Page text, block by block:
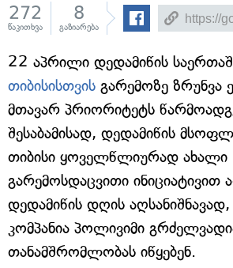
272
წაკითხვა
8
გაზიარება
22 აპრილი დედამიწის
თიბისისთვის გარემოზე
მთავარ პრიორიტეტს
შესაბამისად, დედამიწის
თიბისი ყოველწლიურად ახალი
გარემოსდაცვითი ინიციატივით
დედამიწის დღის
კომპანია პოლივიმი
თანამშრომლობას იწყებენ.